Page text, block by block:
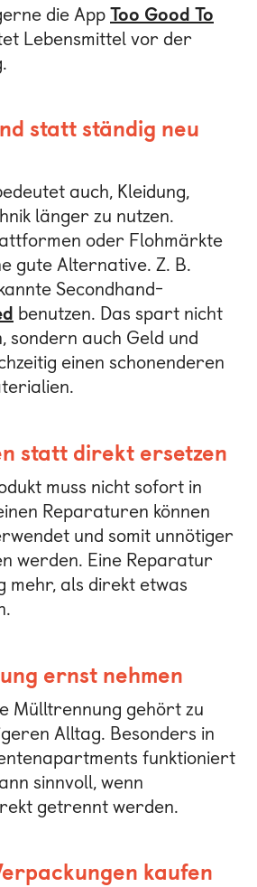
die App Too Good To
Lebensmittel vor der
statt ständig neu
auch, Kleidung,
länger zu nutzen.
oder Flohmärkte
gute Alternative. Z. B.
Secondhand-
benutzen. Das spart nicht
sondern auch Geld und
einen schonenderen
statt direkt ersetzen
muss nicht sofort in
Reparaturen können
und somit unnötiger
werden. Eine Reparatur
mehr, als direkt etwas
ernst nehmen
Mülltrennung gehört zu
Alltag. Besonders in
funktioniert
sinnvoll, wenn
getrennt werden.
kaufen